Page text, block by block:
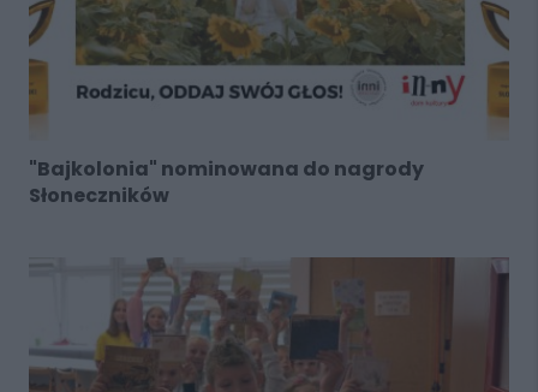
"Bajkolonia" nominowana do nagrody
Słoneczników